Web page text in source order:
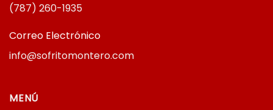
(787) 260-1935
Correo Electrónico
info@sofritomontero.com
MENÚ